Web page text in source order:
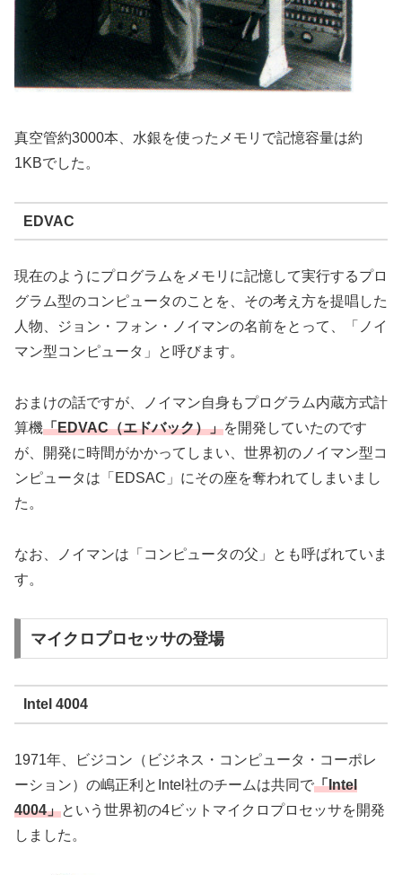
真空管約3000本、水銀を使ったメモリで記憶容量は約
1KBでした。
EDVAC
現在のようにプログラムをメモリに記憶して実行するプロ
グラム型のコンピュータのことを、その考え方を提唱した
人物、ジョン・フォン・ノイマンの名前をとって、「ノイ
マン型コンピュータ」と呼びます。
おまけの話ですが、ノイマン自身もプログラム内蔵方式計
算機「EDVAC（エドバック）」を開発していたのです
が、開発に時間がかかってしまい、世界初のノイマン型コ
ンピュータは「EDSAC」にその座を奪われてしまいまし
た。
なお、ノイマンは「コンピュータの父」とも呼ばれていま
す。
マイクロプロセッサの登場
Intel 4004
1971年、ビジコン（ビジネス・コンピュータ・コーポレ
ーション）の嶋正利とIntel社のチームは共同で「Intel
4004」という世界初の4ビットマイクロプロセッサを開発
しました。